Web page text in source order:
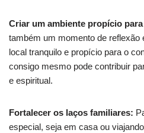
Criar um ambiente propício
também um momento de reflexão
local tranquilo e propício para o
consigo mesmo pode contribuir
e espiritual.
Fortalecer os laços familiares:
especial, seja em casa ou